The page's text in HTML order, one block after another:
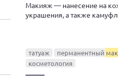
Макияж — нанесение на
украшения, а также
татуаж перманентный
косметология